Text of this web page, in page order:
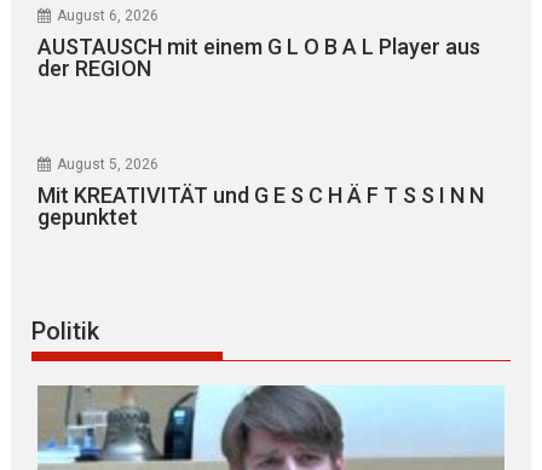
August 6, 2026
AUSTAUSCH mit einem G L O B A L Player aus
der REGION
August 5, 2026
Mit KREATIVITÄT und G E S C H Ä F T S S I N N
gepunktet
Politik